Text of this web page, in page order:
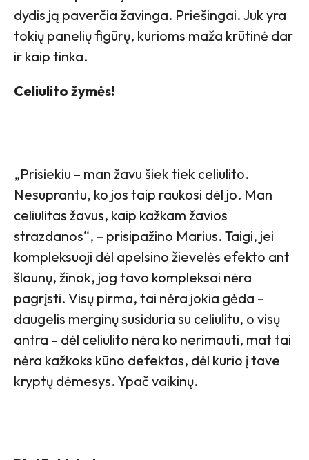
dydis ją paverčia žavinga. Priešingai. Juk yra
tokių panelių figūrų, kurioms maža krūtinė dar
ir kaip tinka.
Celiulito žymės!
„Prisiekiu – man žavu šiek tiek celiulito.
Nesuprantu, ko jos taip raukosi dėl jo. Man
celiulitas žavus, kaip kažkam žavios
strazdanos“, – prisipažino Marius. Taigi, jei
kompleksuoji dėl apelsino žievelės efekto ant
šlaunų, žinok, jog tavo kompleksai nėra
pagrįsti. Visų pirma, tai nėra jokia gėda –
daugelis merginų susiduria su celiulitu, o visų
antra – dėl celiulito nėra ko nerimauti, mat tai
nėra kažkoks kūno defektas, dėl kurio į tave
kryptų dėmesys. Ypač vaikinų.